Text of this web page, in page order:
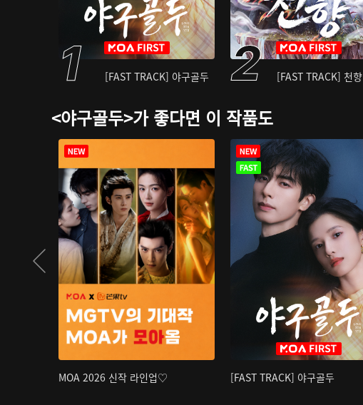
[FAST TRACK] 야구골두 [FAST TRACK] 천향
<야구골두>가 좋다면 이 작품도
MOA 2026 신작 라인업♡ [FAST TRACK] 야구골두